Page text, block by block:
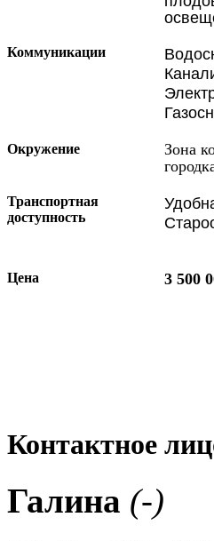
Коммуникации
Окружение
Зона
Транспортная
доступность
Цена 3
Контактное
Галина (-)